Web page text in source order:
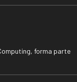
forma parte